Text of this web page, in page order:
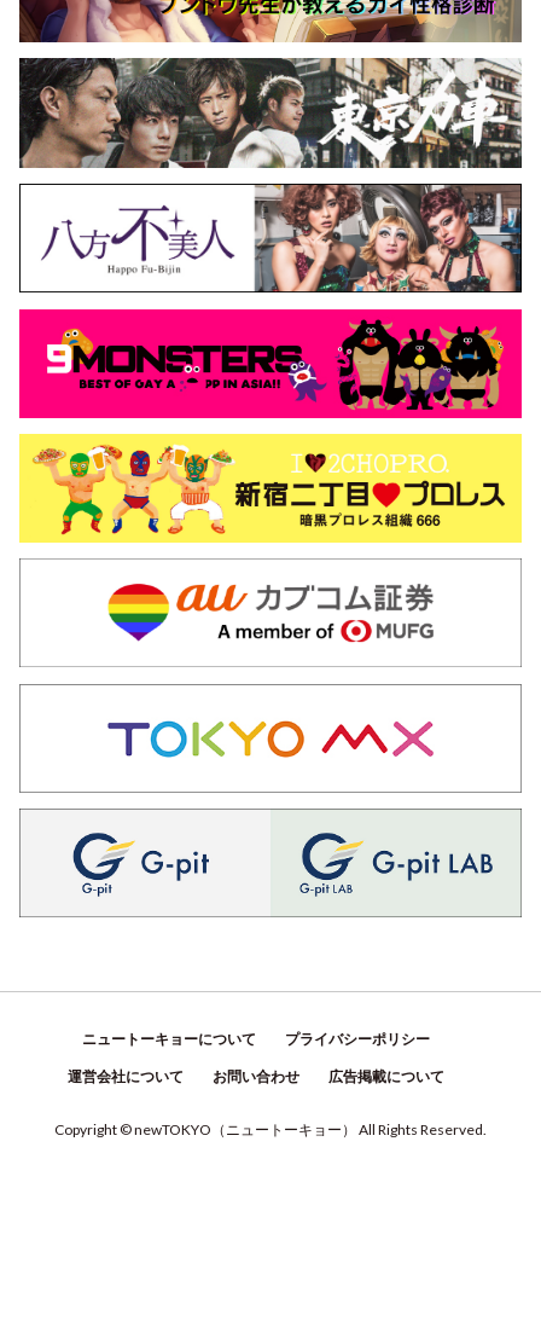
ニュートーキョーについて プライバシーポリシー
運営会社について お問い合わせ 広告掲載について
Copyright © newTOKYO （ ニュートーキョー ） All Rights Reserved.